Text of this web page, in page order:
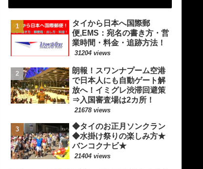
タイから日本へ国際郵
便,EMS：宛名の書き方・営
業時間・料金・追跡方法！
31204 views
朗報！スワンナプーム空港
で日本人にも自動ゲート解
放へ！イミグレ渋滞回避策
⇒入国審査場は2カ所！
21678 views
◆タイのお正月ソンクラン
◆水掛け祭りの楽しみ方★
バンコクナビ★
21404 views